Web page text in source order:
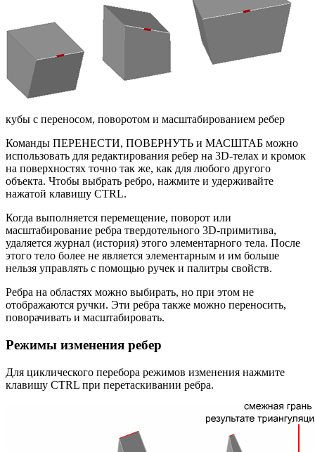
кубы с переносом, поворотом и масштабированием ребер
Команды ПЕРЕНЕСТИ, ПОВЕРНУТЬ и МАСШТАБ можно
использовать для редактирования ребер на 3D-телах и кромок
на поверхностях точно так же, как для любого другого
объекта. Чтобы выбрать ребро, нажмите и удерживайте
нажатой клавишу CTRL.
Когда выполняется перемещение, поворот или
масштабирование ребра твердотельного 3D-примитива,
удаляется журнал (история) этого элементарного тела. После
этого тело более не является элементарным и им больше
нельзя управлять с помощью ручек и палитры свойств.
Ребра на областях можно выбирать, но при этом не
отображаются ручки. Эти ребра также можно переносить,
поворачивать и масштабировать.
Режимы изменения ребер
Для циклического перебора режимов изменения нажмите
клавишу CTRL при перетаскивании ребра.